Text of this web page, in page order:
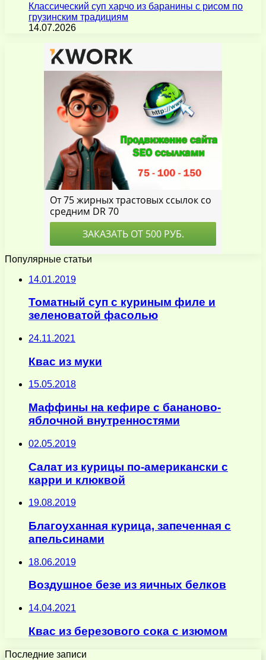
Классический суп харчо из баранины с рисом по
грузинским традициям
14.07.2026
Популярные статьи
14.01.2019
Томатный суп с куриным филе и
зеленоватой фасолью
24.11.2021
Квас из муки
15.05.2018
Маффины на кефире с бананово-
яблочной внутренностями
02.05.2019
Салат из курицы по-американски с
карри и клюквой
19.08.2019
Благоуханная курица, запеченная с
апельсинами
18.06.2019
Воздушное безе из яичных белков
14.04.2021
Квас из березового сока с изюмом
Последние записи